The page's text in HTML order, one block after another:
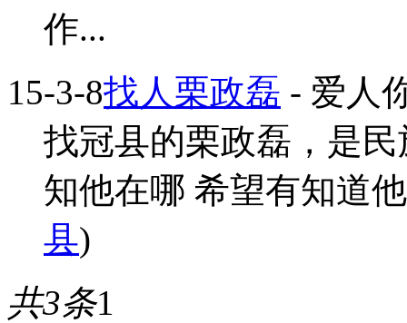
作...
15-3-8找人栗政磊 - 爱人
找冠县的栗政磊，是
知他在哪 希望有知道
县)
共3条1